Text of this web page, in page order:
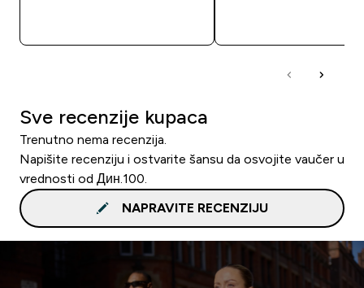
Sve recenzije kupaca
Trenutno nema recenzija.
Napišite recenziju i ostvarite šansu da osvojite vaučer u
vrednosti od Дин.100.
NAPRAVITE RECENZIJU